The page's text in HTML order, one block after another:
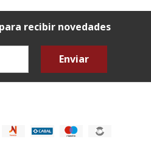
recibir novedades
Enviar